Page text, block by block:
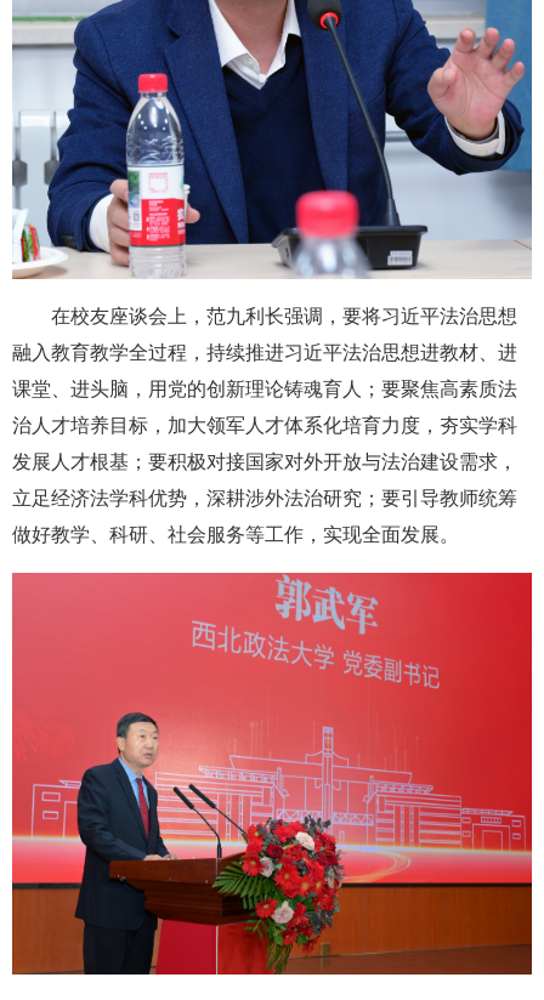
在校友座谈会上，范九利长强调，要将习近平法治思想
融入教育教学全过程，持续推进习近平法治思想进教材、进
课堂、进头脑，用党的创新理论铸魂育人；要聚焦高素质法
治人才培养目标，加大领军人才体系化培育力度，夯实学科
发展人才根基；要积极对接国家对外开放与法治建设需求，
立足经济法学科优势，深耕涉外法治研究；要引导教师统筹
做好教学、科研、社会服务等工作，实现全面发展。